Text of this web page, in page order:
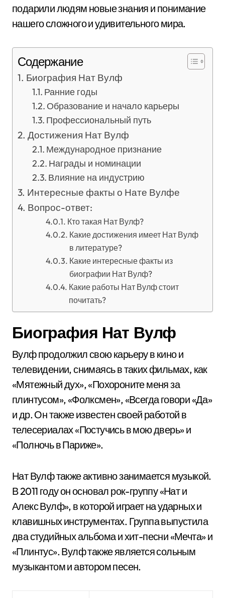
подарили людям новые знания и понимание
нашего сложного и удивительного мира.
Содержание
Биография Нат Вулф
Ранние годы
Образование и начало карьеры
Профессиональный путь
Достижения Нат Вулф
Международное признание
Награды и номинации
Влияние на индустрию
Интересные факты о Нате Вулфе
Вопрос-ответ:
Кто такая Нат Вулф?
Какие достижения имеет Нат Вулф
в литературе?
Какие интересные факты из
биографии Нат Вулф?
Какие работы Нат Вулф стоит
почитать?
Биография Нат Вулф
Вулф продолжил свою карьеру в кино и
телевидении, снимаясь в таких фильмах, как
«Мятежный дух», «Похороните меня за
плинтусом», «Фолксмен», «Всегда говори «Да»
и др. Он также известен своей работой в
телесериалах «Постучись в мою дверь» и
«Полночь в Париже».
Нат Вулф также активно занимается музыкой.
В 2011 году он основал рок-группу «Нат и
Алекс Вулф», в которой играет на ударных и
клавишных инструментах. Группа выпустила
два студийных альбома и хит-песни «Мечта» и
«Плинтус». Вулф также является сольным
музыкантом и автором песен.